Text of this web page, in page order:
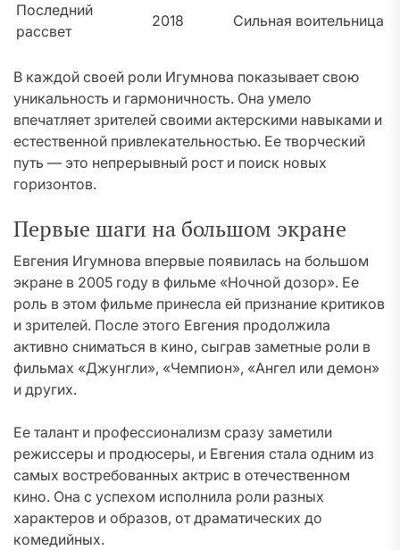
Последний
рассвет
2018 Сильная воительница
В каждой своей роли Игумнова показывает свою
уникальность и гармоничность. Она умело
впечатляет зрителей своими актерскими навыками и
естественной привлекательностью. Ее творческий
путь — это непрерывный рост и поиск новых
горизонтов.
Первые шаги на большом экране
Евгения Игумнова впервые появилась на большом
экране в 2005 году в фильме «Ночной дозор». Ее
роль в этом фильме принесла ей признание критиков
и зрителей. После этого Евгения продолжила
активно сниматься в кино, сыграв заметные роли в
фильмах «Джунгли», «Чемпион», «Ангел или демон»
и других.
Ее талант и профессионализм сразу заметили
режиссеры и продюсеры, и Евгения стала одним из
самых востребованных актрис в отечественном
кино. Она с успехом исполнила роли разных
характеров и образов, от драматических до
комедийных.